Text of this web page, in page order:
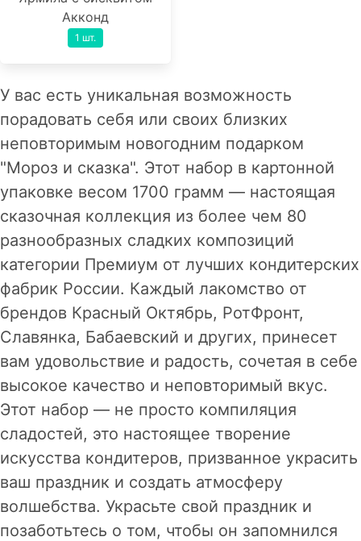
Акконд
1 шт.
У вас есть уникальная возможность
порадовать себя или своих близких
неповторимым новогодним подарком
"Мороз и сказка". Этот набор в картонной
упаковке весом 1700 грамм — настоящая
сказочная коллекция из более чем 80
разнообразных сладких композиций
категории Премиум от лучших кондитерских
фабрик России. Каждый лакомство от
брендов Красный Октябрь, РотФронт,
Славянка, Бабаевский и других, принесет
вам удовольствие и радость, сочетая в себе
высокое качество и неповторимый вкус.
Этот набор — не просто компиляция
сладостей, это настоящее творение
искусства кондитеров, призванное украсить
ваш праздник и создать атмосферу
волшебства. Украсьте свой праздник и
позаботьтесь о том, чтобы он запомнился